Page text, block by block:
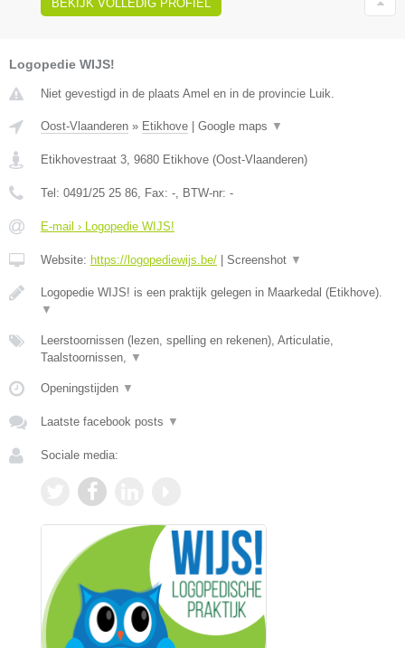
BEKIJK VOLLEDIG PROFIEL
Logopedie WIJS!
Niet gevestigd in de plaats Amel en in de provincie Luik.
Oost-Vlaanderen » Etikhove Google maps ▼
Etikhovestraat 3, 9680 Etikhove (Oost-Vlaanderen)
Tel: 0491/25 25 86, Fax: -, BTW-nr: -
E-mail › Logopedie WIJS!
Website: https://logopediewijs.be/ Screenshot ▼
Logopedie WIJS! is een praktijk gelegen in Maarkedal (Etikhove).
▼
Leerstoornissen (lezen, spelling en rekenen), Articulatie,
Taalstoornissen, ▼
Openingstijden ▼
Laatste facebook posts ▼
Sociale media: